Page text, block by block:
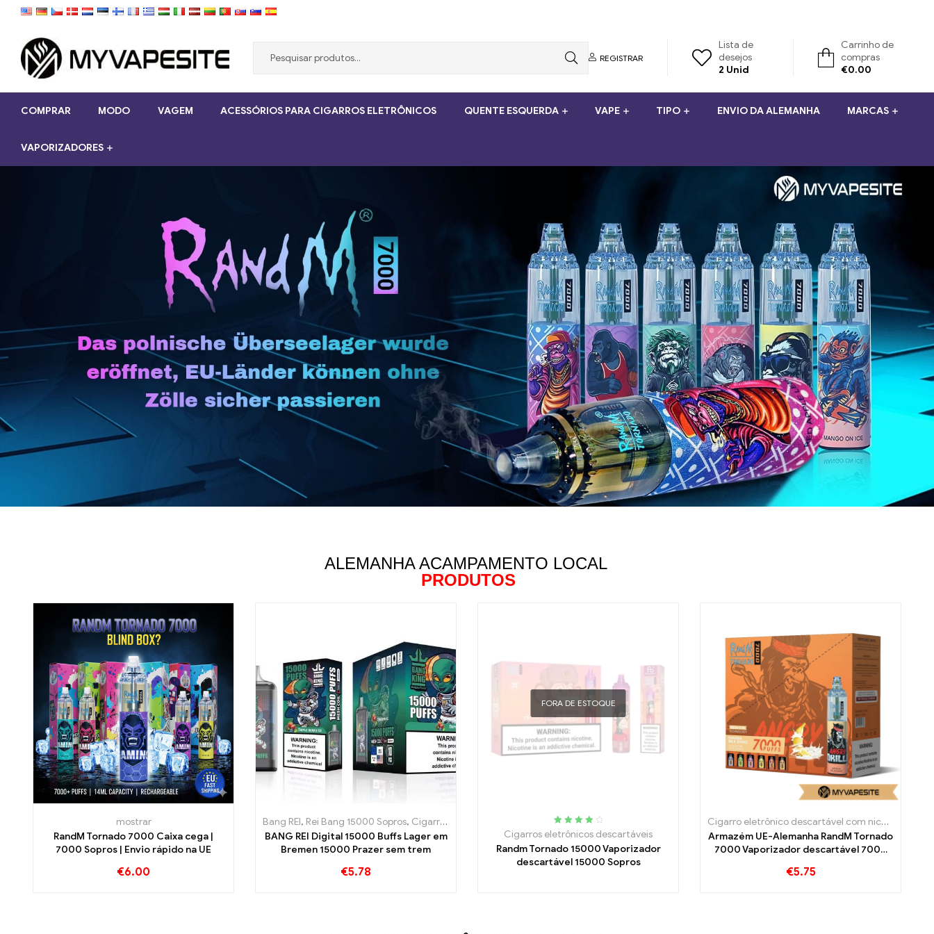
Myvapesite.de
Encomende
baratos
online
REGISTRAR
Lista de
desejos
2 Unid
Carrinho de
compras
€0.00
COMPRAR MODO VAGEM ACESSÓRIOS PARA CIGARROS ELETRÔNICOS QUENTE ESQUERDA VAPE TIPO ENVIO DA ALEMANHA MARCAS
VAPORIZADORES
ALEMANHA ACAMPAMENTO LOCAL
PRODUTOS
mostrar
RandM Tornado 7000 Caixa cega |
7000 Sopros | Envio rápido na UE
€6.00
Bang REI, Rei Bang 15000 Sopros, Cigarro eletrônico descartável com nicotina
Cigarros eletrônicos descartáveis
BANG REI Digital 15000 Buffs Lager em
Bremen 15000 Prazer sem trem
€5.78
FORA DE ESTOQUE
Avaliado
Cigarros eletrônicos descartáveis
Randm Tornado 15000 Vaporizador
descartável 15000 Sopros
Cigarro eletrônico descartável com nicotina
Armazém UE-Alemanha RandM Tornado
7000 Vaporizador descartável 7000
€5.75